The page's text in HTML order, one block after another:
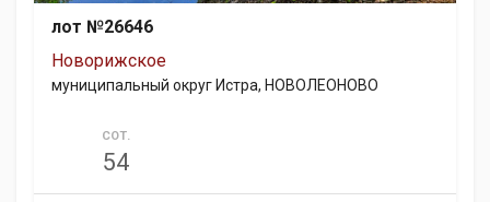
лот №26646
Новорижское
муниципальный округ Истра, НОВОЛЕОНОВО
СОТ.
54